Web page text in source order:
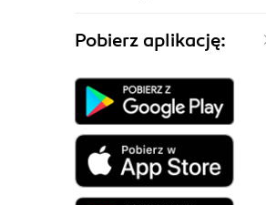
Pobierz aplikację: